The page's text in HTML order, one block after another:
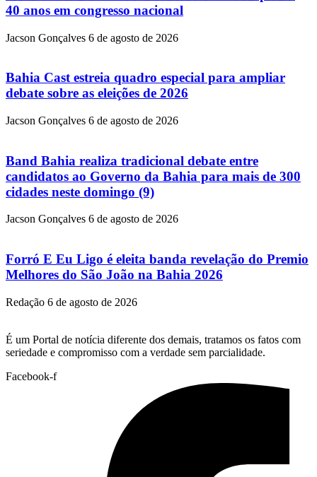
40 anos em congresso nacional
Jacson Gonçalves 6 de agosto de 2026
Bahia Cast estreia quadro especial para ampliar
debate sobre as eleições de 2026
Jacson Gonçalves 6 de agosto de 2026
Band Bahia realiza tradicional debate entre
candidatos ao Governo da Bahia para mais de 300
cidades neste domingo (9)
Jacson Gonçalves 6 de agosto de 2026
Forró E Eu Ligo é eleita banda revelação do Premio
Melhores do São João na Bahia 2026
Redação 6 de agosto de 2026
É um Portal de notícia diferente dos demais, tratamos os fatos com
seriedade e compromisso com a verdade sem parcialidade.
Facebook-f